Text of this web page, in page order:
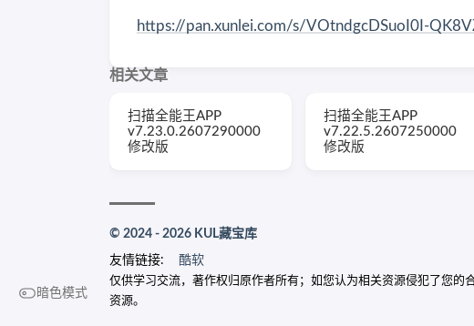
暗色模式
https://pan.xunlei.com/s/VOtndgcDSuoI0I-
相关文章
扫描全能王APP
v7.23.0.2607290000
修改版
扫描全能王APP
v7.22.5.2607250000
修改版
© 2024 - 2026 KUL藏宝库
友情链接: 酷软
仅供学习交流，著作权归原作者所有；如您认为相关资源侵犯了您的
资源。